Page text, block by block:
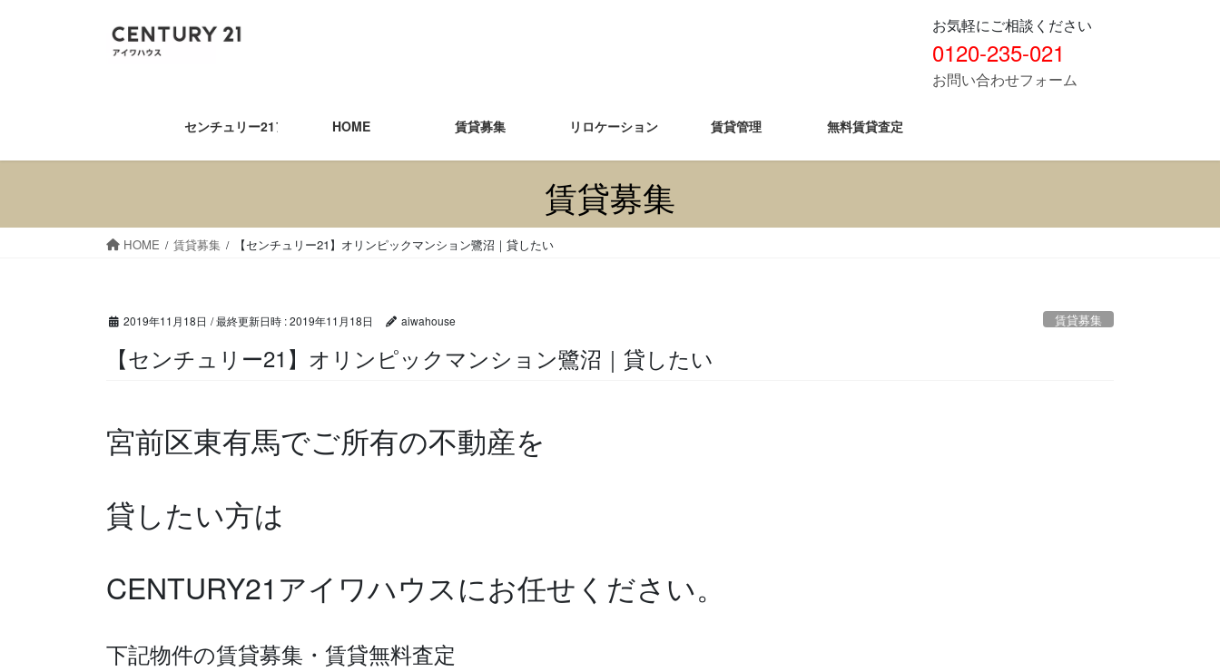
キ
に
お気軽にご相談ください
0120-235-021
お問い合わせフォーム
センチュリー21アイワハウスHOME 賃貸募集 リロケーション 賃貸管理 無料賃貸査定
賃貸募集
HOME 賃貸募集 【センチュリー21】オリンピックマンション鷺沼｜貸したい
2019年11月18日 / 最終更新日時 :2019年11月18日 aiwahouse 賃貸募集
【センチュリー21】オリンピックマンション鷺沼｜貸したい
宮前区東有馬でご所有の不動産を
貸したい方は
CENTURY21アイワハウスにお任せください。
下記物件の賃貸募集・賃貸無料査定